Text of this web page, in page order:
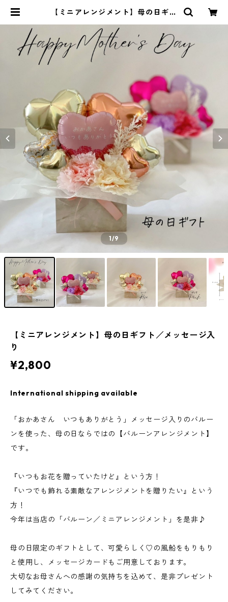
【ミニアレンジメント】母の日ギフ
い ばる〜ん)
1/9
【ミニアレンジメント】母の日ギフト／メッセージ入
り
¥2,800
International shipping available
「おかあさん いつもありがとう」メッセージ入りのバルー
ンを使った、母の日ならではの【バルーンアレンジメント】
です。
『いつもお花を贈っていたけど』という方！
『いつでも飾れる素敵なアレンジメントを贈りたい』という
方！
今年は当店の「バルーン／ミニアレンジメント」を是非♪
母の日限定のギフトとして、可愛らしく♡の風船をもりもり
と使用し、メッセージカードもご用意しております。
大切なお母さんへの感謝の気持ちを込めて、是非プレゼント
してみてください。